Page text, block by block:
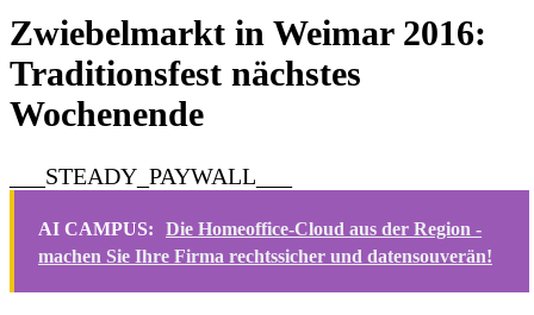
Zwiebelmarkt in Weimar 2016:
Traditionsfest nächstes
Wochenende
___STEADY_PAYWALL___
AI CAMPUS:
Die Homeoffice-Cloud aus der Region -
machen Sie Ihre Firma rechtssicher und datensouverän!